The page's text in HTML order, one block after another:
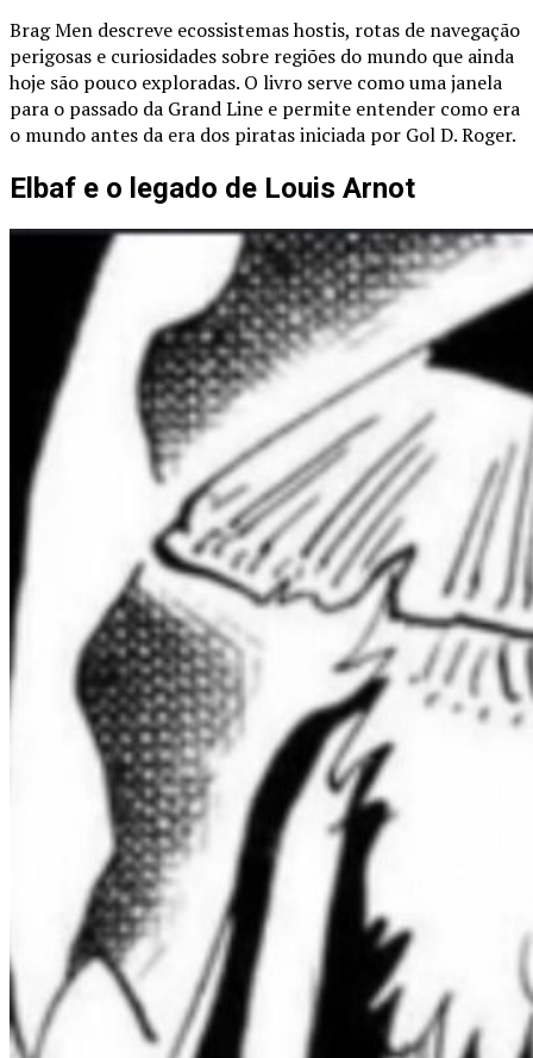
Brag Men descreve ecossistemas hostis, rotas de navegação
perigosas e curiosidades sobre regiões do mundo que ainda
hoje são pouco exploradas. O livro serve como uma janela
para o passado da Grand Line e permite entender como era
o mundo antes da era dos piratas iniciada por Gol D. Roger.
Elbaf e o legado de Louis Arnot